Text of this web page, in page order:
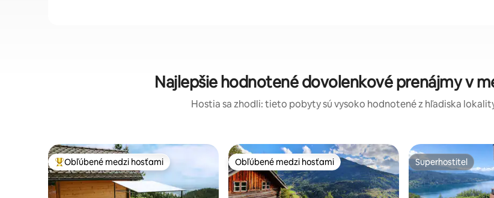
Najlepšie hodnotené dovolenkové prenájmy v
Hostia sa zhodli: tieto pobyty sú vysoko hodnotené z hľadiska
Najobľúbenejšie medzi hosťami
Obľúbené medzi hosťami Obľúbené medzi hosťami
Obľúbené medzi hosťami Superhostiteľ
Superhostiteľ